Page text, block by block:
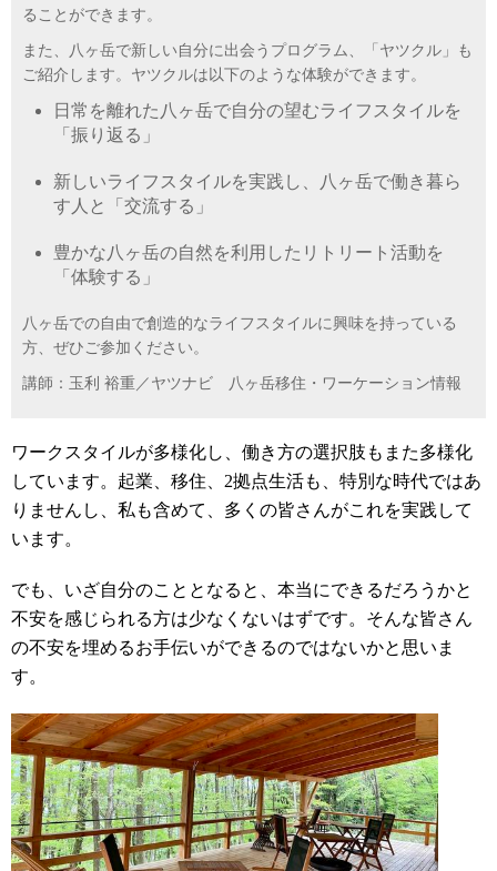
ることができます。
また、八ヶ岳で新しい自分に出会うプログラム、「ヤツクル」も
ご紹介します。ヤツクルは以下のような体験ができます。
日常を離れた八ヶ岳で自分の望むライフスタイルを
「振り返る」
新しいライフスタイルを実践し、八ヶ岳で働き暮ら
す人と「交流する」
豊かな八ヶ岳の自然を利用したリトリート活動を
「体験する」
八ヶ岳での自由で創造的なライフスタイルに興味を持っている
方、ぜひご参加ください。
講師：玉利 裕重／ヤツナビ 八ヶ岳移住・ワーケーション情報
ワークスタイルが多様化し、働き方の選択肢もまた多様化
しています。起業、移住、 2拠点生活も、特別な時代ではあ
りませんし、私も含めて、多くの皆さんがこれを実践して
います。
でも、いざ自分のこととなると、本当にできるだろうかと
不安を感じられる方は少なくないはずです。そんな皆さん
の不安を埋めるお手伝いができるのではないかと思いま
す。